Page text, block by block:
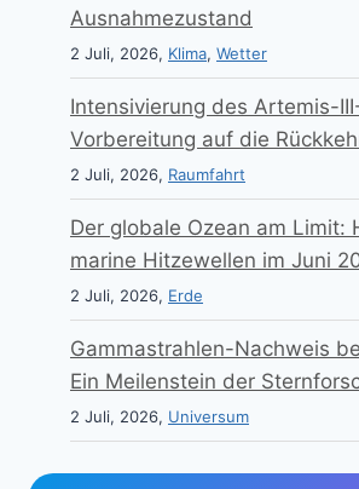
Ausnahmezustand
2 Juli, 2026, Klima, Wetter
Intensivierung des Artemis-
Vorbereitung auf die
2 Juli, 2026, Raumfahrt
Der globale Ozean am Limit:
marine Hitzewellen im Juni
2 Juli, 2026, Erde
Gammastrahlen-Nachweis
Ein Meilenstein der
2 Juli, 2026, Universum